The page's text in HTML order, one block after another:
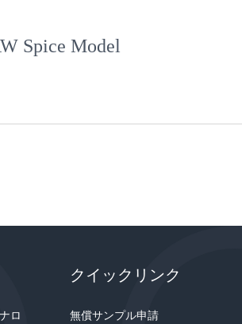
Spice Model
ロ
クイックリンク
無償サンプル申請